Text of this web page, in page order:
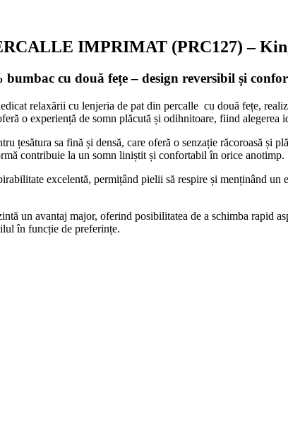
IMPRIMAT (PRC127) –
bumbac cu două fețe – design reversibil și
relaxării cu lenjeria de pat din percalle cu două fețe,
o experiență de somn plăcută și odihnitoare, fiind alegerea
țesătura sa fină și densă, care oferă o senzație răcoroasă
contribuie la un somn liniștit și confortabil în orice anotimp.
excelentă, permițând pielii să respire și menținând
un avantaj major, oferind posibilitatea de a schimba rapid
în funcție de preferințe.